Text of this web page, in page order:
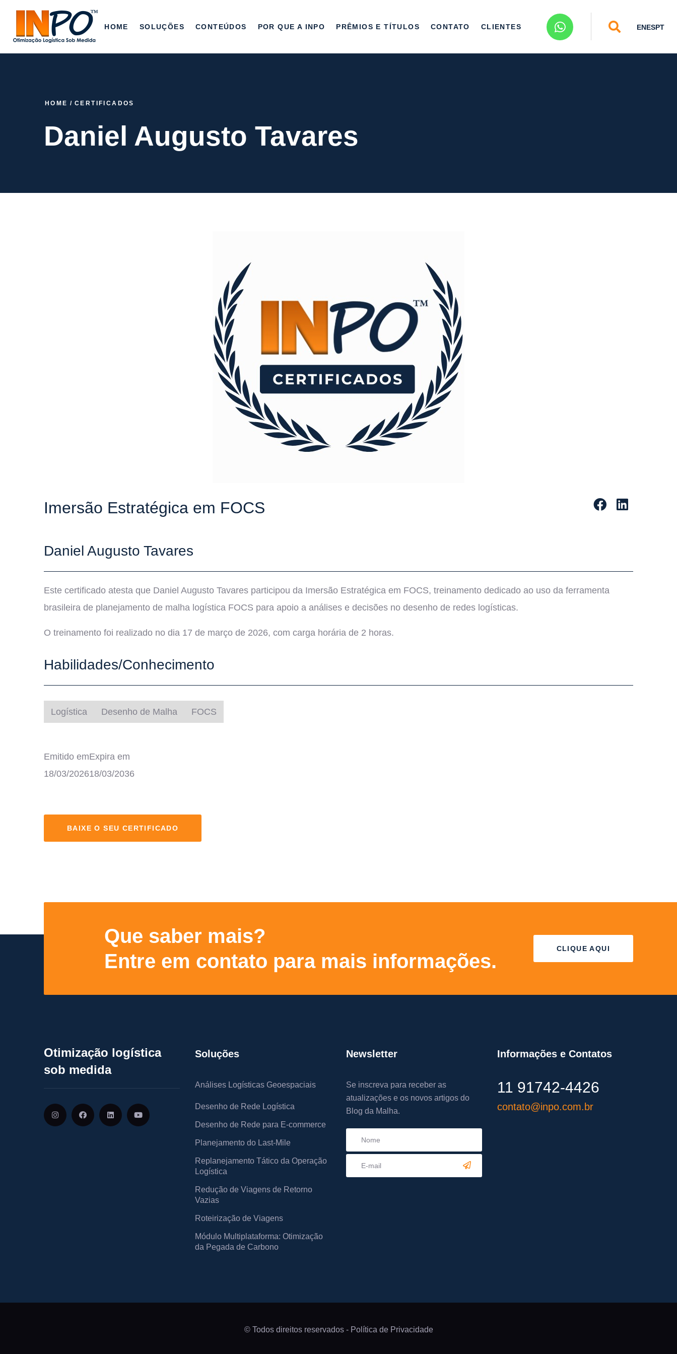
HOME SOLUÇÕES CONTEÚDOS POR QUE A INPO PRÊMIOS E TÍTULOS CONTATO CLIENTES ENESPT
HOME / CERTIFICADOS
Daniel Augusto Tavares
Imersão Estratégica em FOCS
Daniel Augusto Tavares
Este certificado atesta que Daniel Augusto Tavares participou da Imersão Estratégica em FOCS, treinamento dedicado ao uso da ferramenta
brasileira de planejamento de malha logística FOCS para apoio a análises e decisões no desenho de redes logísticas.
O treinamento foi realizado no dia 17 de março de 2026, com carga horária de 2 horas.
Habilidades/Conhecimento
Logística Desenho de Malha FOCS
Emitido em
18/03/2026
Expira em
18/03/2036
BAIXE O SEU CERTIFICADO
Que saber mais?
Entre em contato para mais informações.
CLIQUE AQUI
Otimização logística
sob medida
Soluções
Análises Logísticas Geoespaciais
Desenho de Rede Logística
Desenho de Rede para E-commerce
Planejamento do Last-Mile
Replanejamento Tático da Operação
Logística
Redução de Viagens de Retorno
Vazias
Roteirização de Viagens
Módulo Multiplataforma: Otimização
da Pegada de Carbono
Newsletter
Se inscreva para receber as
atualizações e os novos artigos do
Blog da Malha.
Informações e Contatos
11 91742-4426
contato@inpo.com.br
© Todos direitos reservados - Política de Privacidade